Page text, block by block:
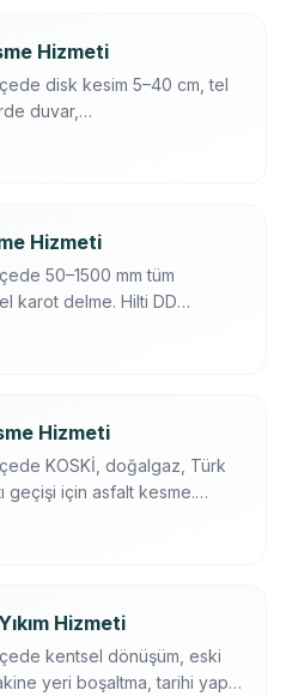
Hizmeti
disk kesim 5–40 cm, tel
duvar,
Hilti + Husqvarna
Hizmeti
50–1500 mm tüm
karot delme. Hilti DD
tarama, su soğutmalı
Hizmeti
KOSKİ, doğalgaz, Türk
geçişi için asfalt kesme.
çalışma, trafik düzeni.
Hizmeti
kentsel dönüşüm, eski
yeri boşaltma, tarihi yapı